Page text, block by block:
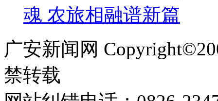
魂 农旅相融谱新篇
广安新闻网
禁转载